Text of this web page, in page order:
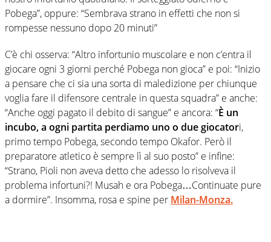
Pobega”, oppure: “Sembrava strano in effetti che non si
rompesse nessuno dopo 20 minuti”
C’è chi osserva: “Altro infortunio muscolare e non c’entra il
giocare ogni 3 giorni perché Pobega non gioca” e poi: “Inizio
a pensare che ci sia una sorta di maledizione per chiunque
voglia fare il difensore centrale in questa squadra” e anche:
“Anche oggi pagato il debito di sangue” e ancora: “È un
incubo, a ogni partita perdiamo uno o due giocatori,
primo tempo Pobega, secondo tempo Okafor. Però il
preparatore atletico è sempre lì al suo posto” e infine:
“Strano, Pioli non aveva detto che adesso lo risolveva il
problema infortuni?! Musah e ora Pobega…Continuate pure
a dormire”. Insomma, rosa e spine per Milan-Monza.